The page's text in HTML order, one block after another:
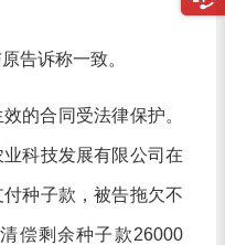
告诉称一致。
的合同受法律保护。
科技发展有限公司在
种子款，被告拖欠不
偿剩余种子款26000